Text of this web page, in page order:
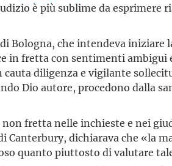
è più sublime da esprimere
Bologna, che intendeva
in fretta con sentimenti
diligenza e vigilante
Dio autore, procedono dalla
fretta nelle inchieste e nei
Canterbury, dichiarava che «la
quanto piuttosto di valutare